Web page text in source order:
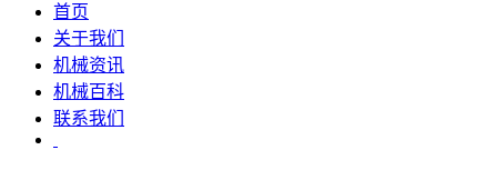
首页
关于我们
机械资讯
机械百科
联系我们